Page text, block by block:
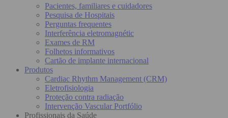
Pacientes, familiares e cuidadores
Pesquisa de Hospitais
Perguntas frequentes
Interferência eletromagnétic
Exames de RM
Folhetos informativos
Cartão de implante internacional
Produtos
Cardiac Rhythm Management (CRM)
Eletrofisiologia
Proteção contra radiação
Intervenção Vascular Portfólio
Profissionais da Saúde